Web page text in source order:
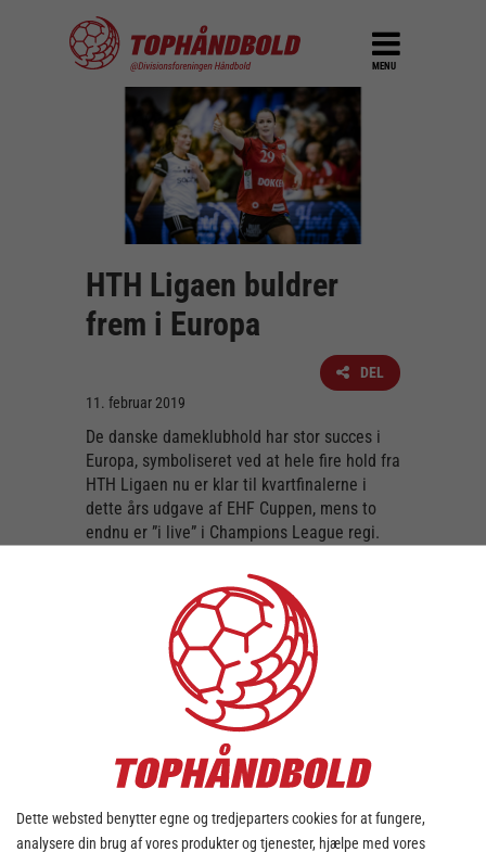
MENU
HTH Ligaen buldrer
frem i Europa
DEL
11. februar 2019
De danske dameklubhold har stor succes i
Europa, symboliseret ved at hele fire hold fra
HTH Ligaen nu er klar til kvartfinalerne i
dette års udgave af EHF Cuppen, mens to
endnu er ”i live” i Champions League regi.
Esbjerg og Nykøbing Falster Håndbold
sikrede sig alle avancement til knock-out
fasen, og i morgen trækkes der lod til
kvartfinalerunden med følgende to puljer:
(skal trække et hold fra pulje 2)
Team Esbjerg (DEN)
HC Podravka Vegeta (CRO)
Dette websted benytter egne og tredjeparters cookies for at fungere,
analysere din brug af vores produkter og tjenester, hjælpe med vores